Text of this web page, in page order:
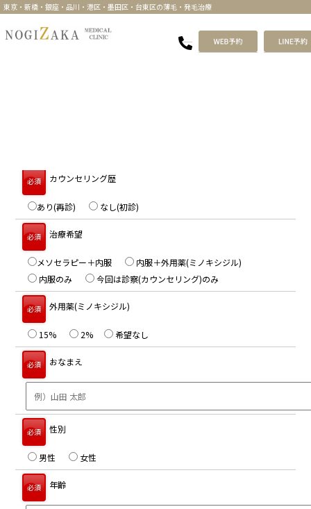
東京・新橋・銀座・品川・港区・墨田区・台東区の薄毛・発毛治療
必須 カウンセリング歴
あり(再診) なし(初診)
必須 治療希望
メソセラピー＋内服
内服＋外用薬(ミノキシジル)
内服のみ
今回は診察(カウンセリング)のみ
必須 外用薬(ミノキシジル)
15% 2% 希望なし
必須 おなまえ
必須 性別
男性 女性
必須 年齢